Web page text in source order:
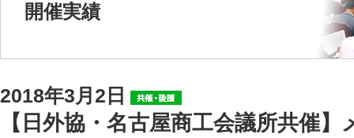
開催実績
2018年3月2日
【日外協・名古屋商工会議所共催